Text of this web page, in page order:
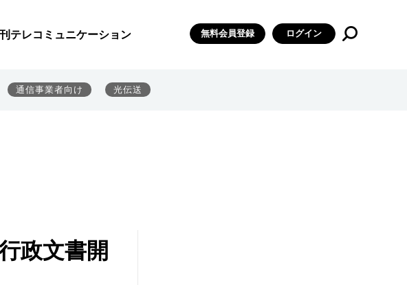
テレコミュニケーション 無料会員登録 ログイン
通信事業者向け 光伝送
政文書開